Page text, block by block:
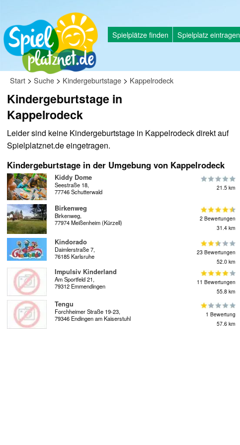
Spielplätze finden Spielplatz eintragen
Start > Suche > Kindergeburtstage > Kappelrodeck
Kindergeburtstage in
Kappelrodeck
Leider sind keine Kindergeburtstage in Kappelrodeck direkt auf
Spielplatznet.de eingetragen.
Kindergeburtstage in der Umgebung von Kappelrodeck
Kiddy Dome
Seestraße 18,
77746 Schutterwald
21.5 km
Birkenweg
Birkenweg,
77974 Meißenheim (Kürzell)
2 Bewertungen
31.4 km
Kindorado
Daimlerstraße 7,
76185 Karlsruhe
23 Bewertungen
52.0 km
Impulsiv Kinderland
Am Sportfeld 21,
79312 Emmendingen
11 Bewertungen
55.8 km
Tengu
Forchheimer Straße 19-23,
79346 Endingen am Kaiserstuhl
1 Bewertung
57.6 km